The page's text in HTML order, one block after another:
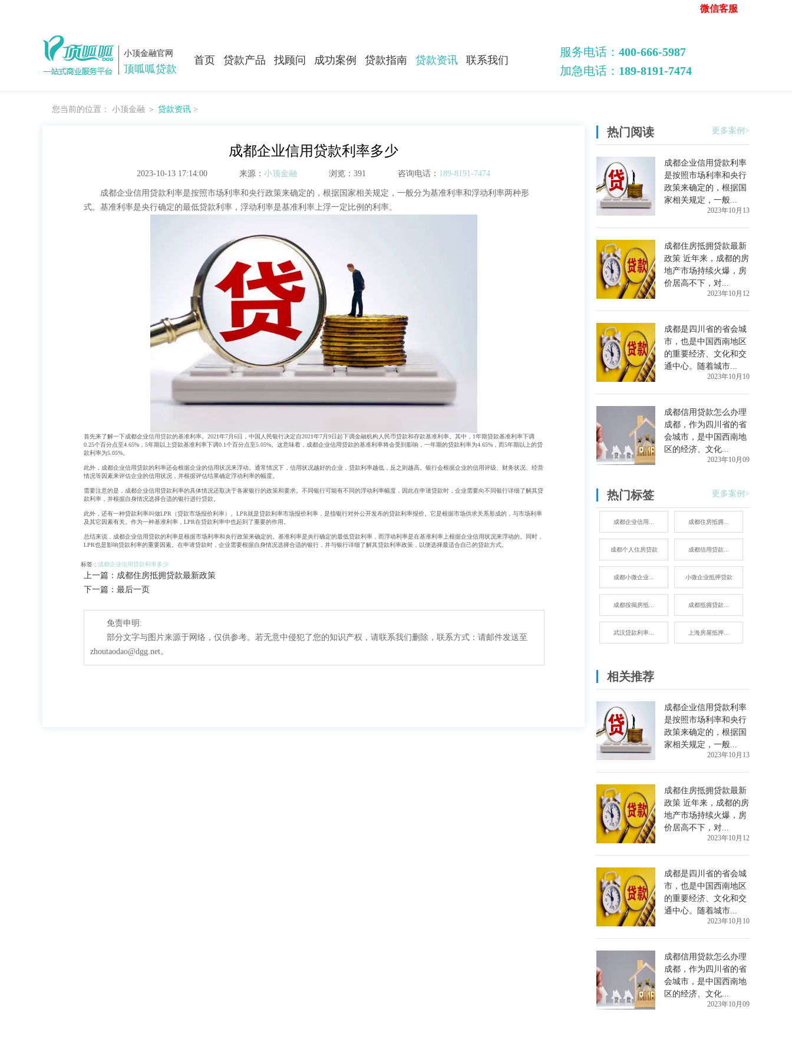
微信客服
小顶金融官网
顶呱呱贷款
首页 贷款产品 找顾问 成功案例 贷款指南 贷款资讯 联系我们
服务电话： 400-666-5987
加急电话： 189-8191-7474
您当前的位置： 小顶金融 ＞ 贷款资讯 >
成都企业信用贷款利率多少
2023-10-13 17:14:00 来源： 小顶金融 浏览：391 咨询电话： 189-8191-7474
成都企业信用贷款利率是按照市场利率和央行政策来确定的，根据国家相关规定，一般分为基准利率和浮动利率两种形
式。基准利率是央行确定的最低贷款利率，浮动利率是基准利率上浮一定比例的利率。
首先来了解一下成都企业信用贷款的基准利率。2021年7月6日，中国人民银行决定自2021年7月9日起下调金融机构人民币贷款和存款基准利率。其中，1年期贷款基准利率下调
0.25个百分点至4.65%，5年期以上贷款基准利率下调0.1个百分点至5.05%。这意味着，成都企业信用贷款的基准利率将会受到影响，一年期的贷款利率为4.65%，而5年期以上的贷
款利率为5.05%。
此外，成都企业信用贷款的利率还会根据企业的信用状况来浮动。通常情况下，信用状况越好的企业，贷款利率越低，反之则越高。银行会根据企业的信用评级、财务状况、经营
情况等因素来评估企业的信用状况，并根据评估结果确定浮动利率的幅度。
需要注意的是，成都企业信用贷款利率的具体情况还取决于各家银行的政策和要求。不同银行可能有不同的浮动利率幅度，因此在申请贷款时，企业需要向不同银行详细了解其贷
款利率，并根据自身情况选择合适的银行进行贷款。
此外，还有一种贷款利率叫做LPR（贷款市场报价利率）。LPR就是贷款利率市场报价利率，是指银行对外公开发布的贷款利率报价。它是根据市场供求关系形成的，与市场利率
及其它因素有关。作为一种基准利率，LPR在贷款利率中也起到了重要的作用。
总结来说，成都企业信用贷款的利率是根据市场利率和央行政策来确定的。基准利率是央行确定的最低贷款利率，而浮动利率是在基准利率上根据企业信用状况来浮动的。同时，
LPR也是影响贷款利率的重要因素。在申请贷款时，企业需要根据自身情况选择合适的银行，并与银行详细了解其贷款利率政策，以便选择最适合自己的贷款方式。
标签 : 成都企业信用贷款利率多少
上一篇：成都住房抵拥贷款最新政策
下一篇：最后一页
免责申明:
部分文字与图片来源于网络，仅供参考。若无意中侵犯了您的知识产权，请联系我们删除，联系方式：请邮件发送至
zhoutaodao@dgg.net。
热门阅读 更多案例>
成都企业信用贷款利率
是按照市场利率和央行
政策来确定的，根据国
家相关规定，一般...
2023年10月13
成都住房抵拥贷款最新
政策 近年来，成都的房
地产市场持续火爆，房
价居高不下，对...
2023年10月12
成都是四川省的省会城
市，也是中国西南地区
的重要经济、文化和交
通中心。随着城市...
2023年10月10
成都信用贷款怎么办理
成都，作为四川省的省
会城市，是中国西南地
区的经济、文化...
2023年10月09
热门标签 更多案例>
成都企业信用... 成都住房抵拥...
成都个人住房贷款 成都信用贷款...
成都小微企业... 小微企业抵押贷款
成都按揭房抵... 成都抵拥贷款...
武汉贷款利率... 上海房屋抵押...
相关推荐
成都企业信用贷款利率
是按照市场利率和央行
政策来确定的，根据国
家相关规定，一般...
2023年10月13
成都住房抵拥贷款最新
政策 近年来，成都的房
地产市场持续火爆，房
价居高不下，对...
2023年10月12
成都是四川省的省会城
市，也是中国西南地区
的重要经济、文化和交
通中心。随着城市...
2023年10月10
成都信用贷款怎么办理
成都，作为四川省的省
会城市，是中国西南地
区的经济、文化...
2023年10月09